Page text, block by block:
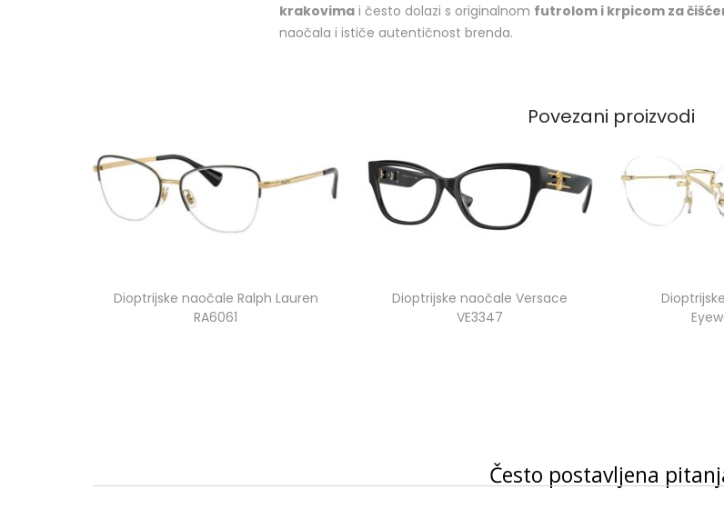
krakovima i često dolazi s originalnom futrolom i krpicom za
naočala i ističe autentičnost brenda.
Povezani proizvodi
Dioptrijske naočale Ralph Lauren
RA6061
Dioptrijske naočale Versace
VE3347
Često postavljena